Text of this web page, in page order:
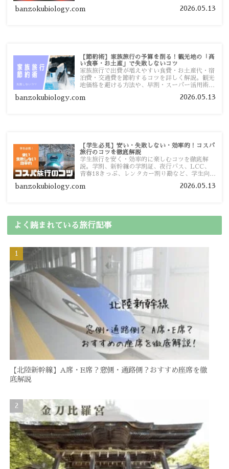
す。
banzokubiology.com 2026.05.13
【節約術】家族旅行の予算を削る！観光地の「高
い食事・お土産」で失敗しないコツ
家族旅行で出費が増えやすい食費・お土産代・宿
泊費・交通費を節約するコツを詳しく解説。観光
地価格を避ける方法や、早割・スーパー活用術、
banzokubiology.com 2026.05.13
【学生必見】安い・失敗しない・効率的！コスパ
旅行のコツを徹底解説
学生旅行を安く・効率的に楽しむコツを徹底解
説。学割、新幹線の学割証、夜行バス、LCC、
青春18きっぷ、レンタカー割り勘など、学生向け
banzokubiology.com 2026.05.13
よく読まれている旅行記事
【北陸新幹線】A席・E席？窓側・通路側？おすすめ座席を徹
底解説